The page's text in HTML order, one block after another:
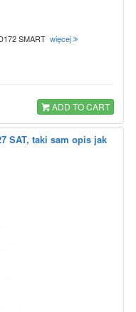
SMART więcej
ADD TO CART
SAT, taki sam opis jak